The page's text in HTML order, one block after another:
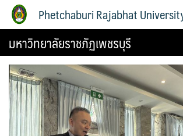
Phetchaburi Rajabhat
มหาวิทยาลัยราชภัฏเพชรบุรี